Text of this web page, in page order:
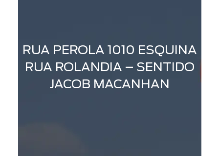
RUA PEROLA 1010 ESQUINA
RUA ROLANDIA – SENTIDO
JACOB MACANHAN